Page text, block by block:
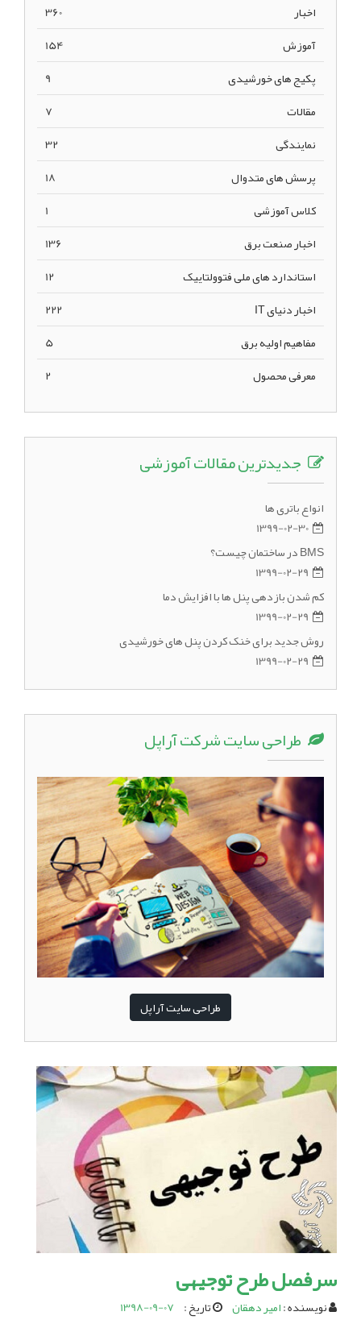
اخبار
360
آموزش
154
پکیج های خورشیدی
9
مقالات
7
نمایندگی
32
پرسش های متدوال
18
کلاس آموزشی
1
اخبار صنعت برق
136
استاندارد های ملی فتوولتاییک
12
اخبار دنیای IT
222
مفاهیم اولیه برق
5
معرفی محصول
2
جدیدترین مقالات آموزشی
انواع باتری ها
1399-02-30
BMS در ساختمان چیست؟
1399-02-29
کم شدن بازدهی پنل ها با افزایش دما
1399-02-29
روش جدید برای خنک کردن پنل های خورشیدی
1399-02-29
طراحی سایت شرکت آراپل
طراحی سایت آراپل
سرفصل طرح توجیهی
نویسنده :امیر دهقان تاریخ : 1398-09-07